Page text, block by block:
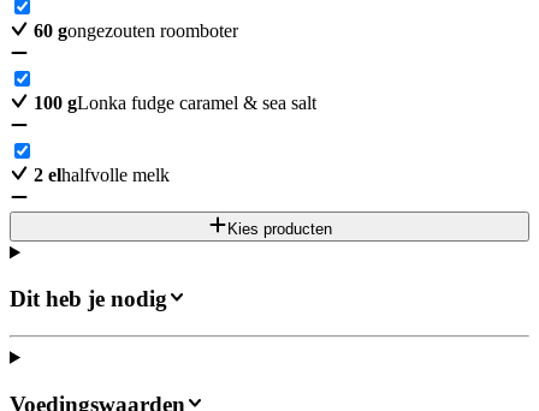
60 gongezouten roomboter
100 gLonka fudge caramel & sea salt
2 elhalfvolle melk
Kies producten
Dit heb je nodig
Voedingswaarden